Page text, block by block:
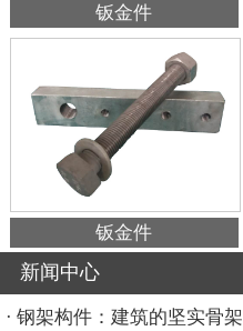
钣金件
钣金件
新闻中心
· 钢架构件：建筑的坚实骨架